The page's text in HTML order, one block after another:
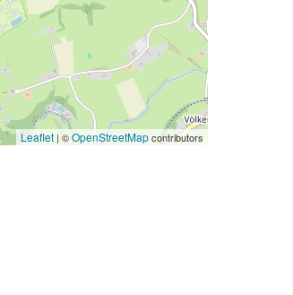
Leaflet | ©OpenStreetMapcontributors